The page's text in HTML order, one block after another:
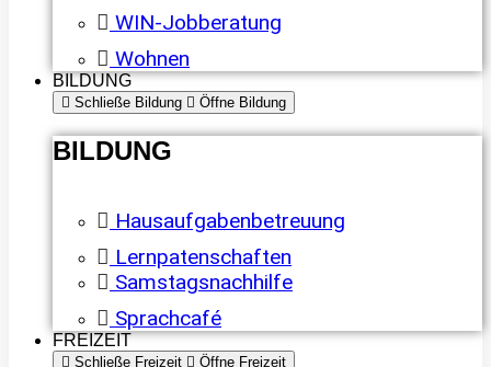
WIN-Jobberatung
Wohnen
BILDUNG
Schließe Bildung Öffne Bildung
BILDUNG
Hausaufgabenbetreuung
Lernpatenschaften
Samstagsnachhilfe
Sprachcafé
FREIZEIT
Schließe Freizeit Öffne Freizeit